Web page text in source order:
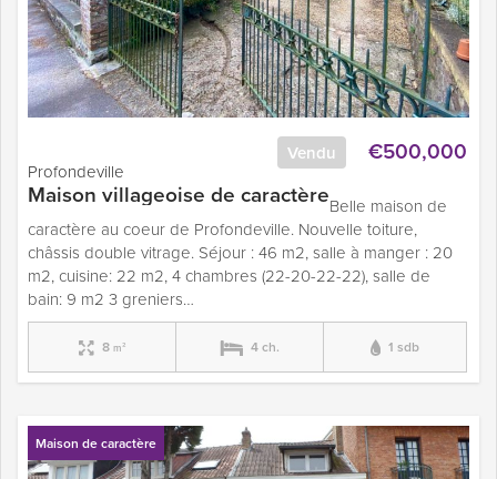
€500,000
Vendu
Maison villageoise de caractère
Profondeville
Belle maison de
caractère au coeur de Profondeville. Nouvelle toiture,
châssis double vitrage. Séjour : 46 m2, salle à manger : 20
m2, cuisine: 22 m2, 4 chambres (22-20-22-22), salle de
bain: 9 m2 3 greniers…
8 m² 4 ch. 1 sdb
Maison de caractère